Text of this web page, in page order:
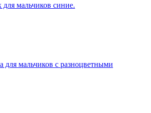
мальчиков синие.
для мальчиков с разноцветными